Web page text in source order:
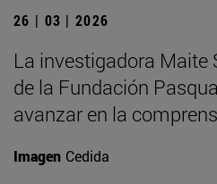
26 | 03 | 2026
La investigadora Maite
de la Fundación
avanzar en la
Imagen Cedida